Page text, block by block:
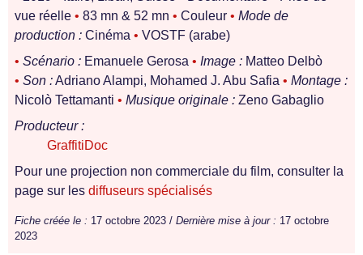
vue réelle • 83 mn & 52 mn • Couleur • Mode de
production : Cinéma • VOSTF (arabe)
• Scénario : Emanuele Gerosa • Image : Matteo Delbò
• Son :Adriano Alampi, Mohamed J. Abu Safia • Montage :
Nicolò Tettamanti • Musique originale : Zeno Gabaglio
Producteur :
GraffitiDoc
Pour une projection non commerciale du film, consulter la
page sur les diffuseurs spécialisés
Fiche créée le : 17 octobre 2023 / Dernière mise à jour : 17 octobre
2023